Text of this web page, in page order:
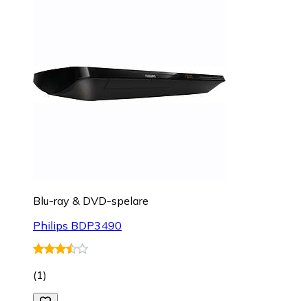
Blu-ray & DVD-spelare
Philips BDP3490
(1)